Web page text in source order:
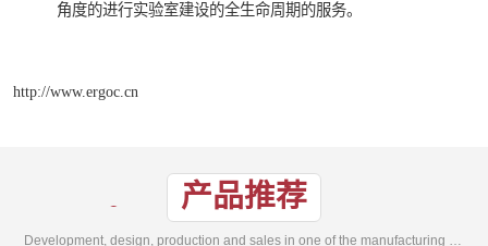
角度的进行实验室建设的全生命周期的服务。
http://www.ergoc.cn
产品推荐